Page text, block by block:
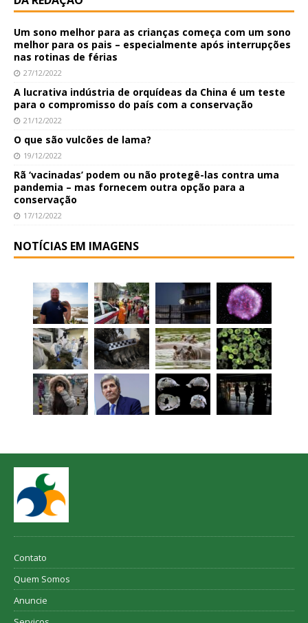
Um sono melhor para as crianças começa com um sono
melhor para os pais – especialmente após interrupções
nas rotinas de férias
27/12/2022
A lucrativa indústria de orquídeas da China é um teste
para o compromisso do país com a conservação
21/12/2022
O que são vulcões de lama?
19/12/2022
Rã ‘vacinadas’ podem ou não protegê-las contra uma
pandemia – mas fornecem outra opção para a
conservação
17/12/2022
NOTÍCIAS EM IMAGENS
Contato
Quem Somos
Anuncie